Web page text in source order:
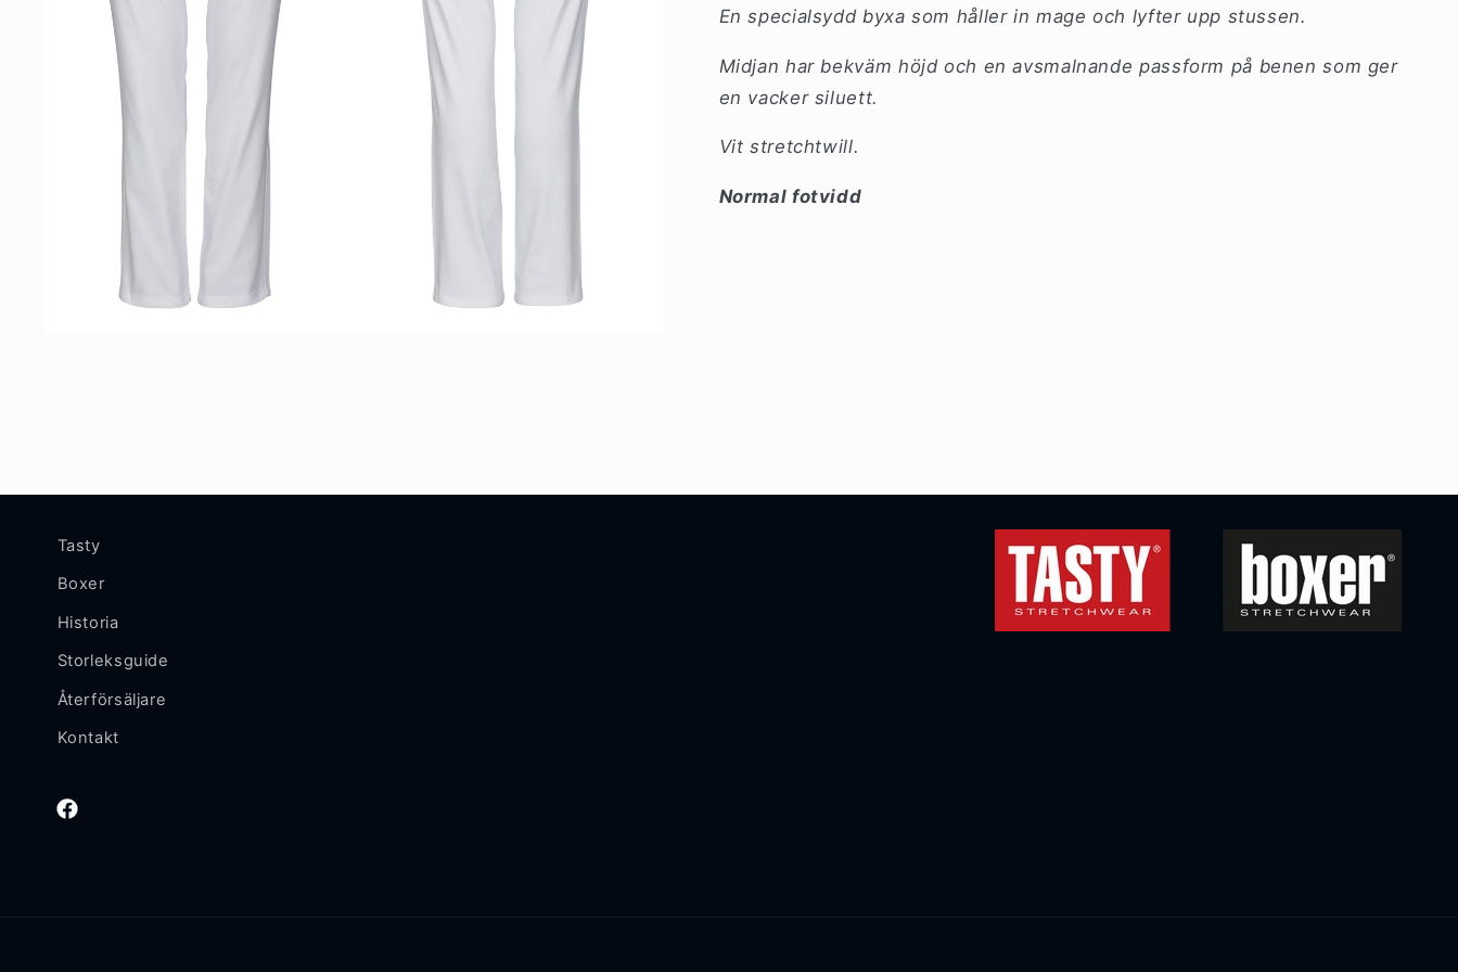
En specialsydd byxa som håller in mage och lyfter upp stussen.
Midjan har bekväm höjd och en avsmalnande passform på benen som ger
en vacker siluett.
Vit stretchtwill.
Normal fotvidd
Tasty
Boxer
Historia
Storleksguide
Återförsäljare
Kontakt
Facebook